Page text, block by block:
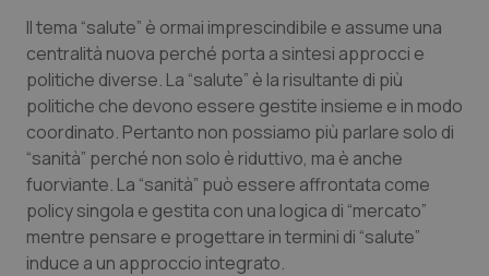
Il tema “salute” è ormai imprescindibile e assume una
centralità nuova perché porta a sintesi approcci e
politiche diverse. La “salute” è la risultante di più
politiche che devono essere gestite insieme e in modo
coordinato. Pertanto non possiamo più parlare solo di
“sanità” perché non solo è riduttivo, ma è anche
fuorviante. La “sanità” può essere affrontata come
policy singola e gestita con una logica di “mercato”
mentre pensare e progettare in termini di “salute”
induce a un approccio integrato.